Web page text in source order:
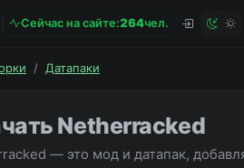
Сейчас на сайте:264чел.
/ Датапаки
Netherracked
— это мод и датапак,